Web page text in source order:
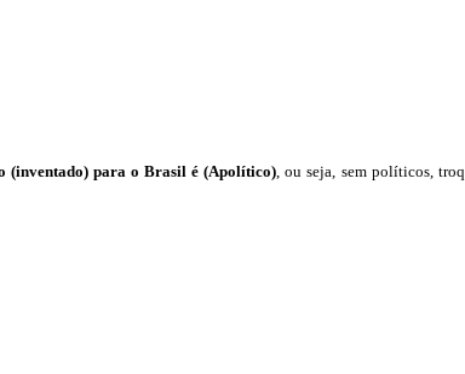
(inventado) para o Brasil é (Apolítico), ou seja, sem políticos,